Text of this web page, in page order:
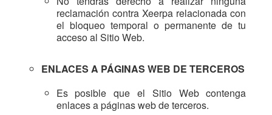
reclamación contra Xeerpa relacionada con
el bloqueo temporal o permanente de tu
acceso al Sitio Web.
ENLACES A PÁGINAS WEB DE TERCEROS
Es posible que el Sitio Web contenga
enlaces a páginas web de terceros.